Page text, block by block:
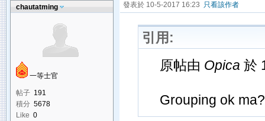
chautatming
一等士官
帖子 191
積分 5678
Like 0
發表於 10-5-2017 16:23 只看該作者
引用:
原帖由 Opica 於
Grouping ok ma?